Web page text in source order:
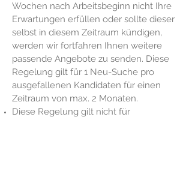
Wochen nach Arbeitsbeginn nicht Ihre
Erwartungen erfüllen oder sollte dieser
selbst in diesem Zeitraum kündigen,
werden wir fortfahren Ihnen weitere
passende Angebote zu senden. Diese
Regelung gilt für 1 Neu-Suche pro
ausgefallenen Kandidaten für einen
Zeitraum von max. 2 Monaten.
Diese Regelung gilt nicht für